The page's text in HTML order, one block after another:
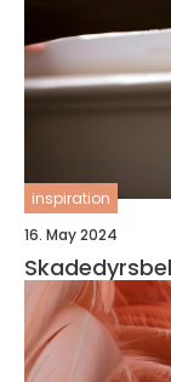
inspiration
16. May 2024